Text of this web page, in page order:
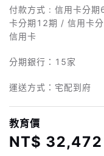
付款方式 : 信用卡分
卡分期12期 / 信用卡
信用卡
分期銀行： 15家
運送方式：宅配到府
教育價
NT$ 32,472